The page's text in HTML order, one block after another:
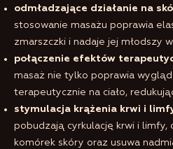
odmładzające działanie na
stosowanie masażu poprawia
zmarszczki i nadaje jej młodszy
połączenie efektów
masaż nie tylko poprawia
terapeutycznie na ciało,
stymulacja krążenia krwi i
pobudzają cyrkulację krwi i limfy,
komórek skóry oraz usuwa